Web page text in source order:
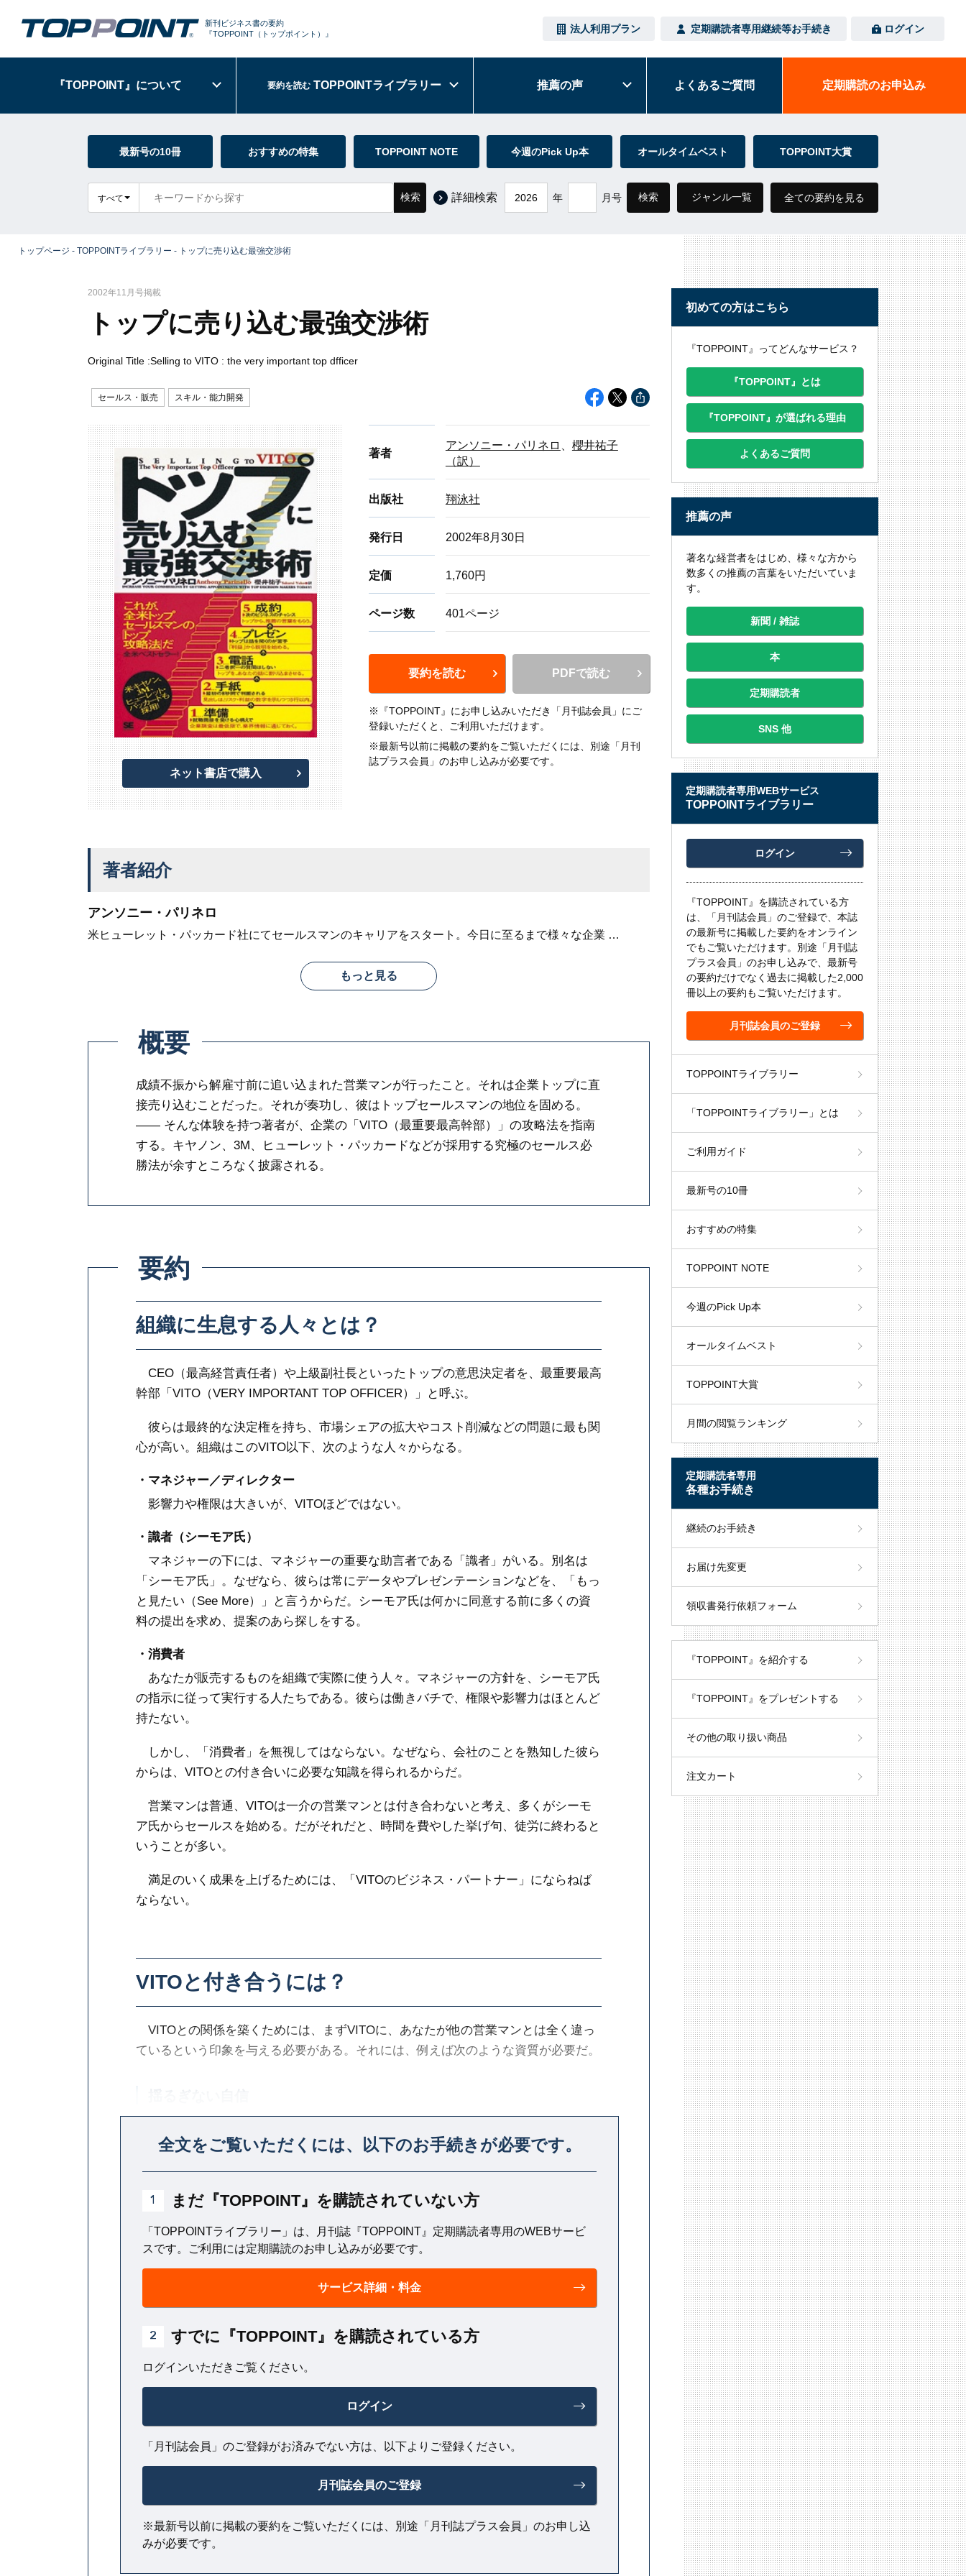
新刊ビジネス書の要約
『TOPPOINT （トップポイント）』 法人利用プラン 定期購読者専用継続等お手続き ログイン
『TOPPOINT』 について 要約を読む TOPPOINTライブラリー 推薦の声 よくあるご質問 定期購読のお申込み
最新号の10冊 おすすめの特集 TOPPOINT NOTE 今週のPick Up本 オールタイムベスト TOPPOINT大賞
すべて 検索 詳細検索 年 月号 検索 ジャンル一覧 全ての要約を見る
トップページ - TOPPOINTライブラリー - トップに売り込む最強交渉術
2002年11月号掲載
トップに売り込む最強交渉術
Original Title :Selling to VITO : the very important top dfficer
セールス・販売 スキル・能力開発
ネット書店で購入
著者
アンソニー・パリネロ
櫻井祐子
（訳）
出版社 翔泳社
発行日 2002年8月30日
定価 1,760円
ページ数 401ページ
要約を読む PDFで読む
※『TOPPOINT』にお申し込みいただき「月刊誌会員」にご
登録いただくと、ご利用いただけます。
※最新号以前に掲載の要約をご覧いただくには、別途「月刊
誌プラス会員」のお申し込みが必要です。
著者紹介
アンソニー・パリネロ
米ヒューレット・パッカード社にてセールスマンのキャリアをスタート。今日に至るまで様々な企業 …
もっと見る
概要
成績不振から解雇寸前に追い込まれた営業マンが行ったこと。それは企業トップに直
接売り込むことだった。それが奏功し、彼はトップセールスマンの地位を固める。
―― そんな体験を持つ著者が、企業の「VITO（最重要最高幹部）」の攻略法を指南
する。キヤノン、3M、ヒューレット・パッカードなどが採用する究極のセールス必
勝法が余すところなく披露される。
要約
組織に生息する人々とは？
CEO（最高経営責任者）や上級副社長といったトップの意思決定者を、最重要最高
幹部「VITO（VERY IMPORTANT TOP OFFICER）」と呼ぶ。
彼らは最終的な決定権を持ち、市場シェアの拡大やコスト削減などの問題に最も関
心が高い。組織はこのVITO以下、次のような人々からなる。
・マネジャー／ディレクター
影響力や権限は大きいが、VITOほどではない。
・識者（シーモア氏）
マネジャーの下には、マネジャーの重要な助言者である「識者」がいる。別名は
「シーモア氏」。なぜなら、彼らは常にデータやプレゼンテーションなどを、「もっ
と見たい（See More）」と言うからだ。シーモア氏は何かに同意する前に多くの資
料の提出を求め、提案のあら探しをする。
・消費者
あなたが販売するものを組織で実際に使う人々。マネジャーの方針を、シーモア氏
の指示に従って実行する人たちである。彼らは働きバチで、権限や影響力はほとんど
持たない。
しかし、「消費者」を無視してはならない。なぜなら、会社のことを熟知した彼ら
からは、VITOとの付き合いに必要な知識を得られるからだ。
営業マンは普通、VITOは一介の営業マンとは付き合わないと考え、多くがシーモ
ア氏からセールスを始める。だがそれだと、時間を費やした挙げ句、徒労に終わると
いうことが多い。
満足のいく成果を上げるためには、「VITOのビジネス・パートナー」にならねば
ならない。
VITOと付き合うには？
VITOとの関係を築くためには、まずVITOに、あなたが他の営業マンとは全く違っ
ているという印象を与える必要がある。それには、例えば次のような資質が必要だ。
たの会社のVITOがスピーチをする時に質問をするとよい。
全文をご覧いただくには、 以下のお手続きが必要です。
1 まだ『TOPPOINT』を購読されていない方
「TOPPOINTライブラリー」は、月刊誌『TOPPOINT』定期購読者専用のWEBサービ
スです。ご利用には定期購読のお申し込みが必要です。
サービス詳細・料金
2 すでに『TOPPOINT』を購読されている方
ログインいただきご覧ください。
ログイン
「月刊誌会員」のご登録がお済みでない方は、以下よりご登録ください。
月刊誌会員のご登録
※最新号以前に掲載の要約をご覧いただくには、別途「月刊誌プラス会員」のお申し込
みが必要です。
初めての方はこちら
『TOPPOINT』ってどんなサービス？
『TOPPOINT』とは
『TOPPOINT』が選ばれる理由
よくあるご質問
推薦の声
著名な経営者をはじめ、様々な方から
数多くの推薦の言葉をいただいていま
す。
新聞 / 雑誌
本
定期購読者
SNS 他
定期購読者専用WEBサービス
TOPPOINTライブラリー
ログイン
『TOPPOINT』を購読されている方
は、「月刊誌会員」のご登録で、本誌
の最新号に掲載した要約をオンライン
でもご覧いただけます。別途「月刊誌
プラス会員」のお申し込みで、最新号
の要約だけでなく過去に掲載した2,000
冊以上の要約もご覧いただけます。
月刊誌会員のご登録
TOPPOINTライブラリー
「TOPPOINTライブラリー」とは
ご利用ガイド
最新号の10冊
おすすめの特集
TOPPOINT NOTE
今週のPick Up本
オールタイムベスト
TOPPOINT大賞
月間の閲覧ランキング
定期購読者専用
各種お手続き
継続のお手続き
お届け先変更
領収書発行依頼フォーム
『TOPPOINT』を紹介する
『TOPPOINT』をプレゼントする
その他の取り扱い商品
注文カート